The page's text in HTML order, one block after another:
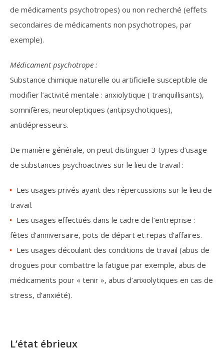
de médicaments psychotropes) ou non recherché (effets
secondaires de médicaments non psychotropes, par
exemple).
Médicament psychotrope :
Substance chimique naturelle ou artificielle susceptible de
modifier l’activité mentale : anxiolytique ( tranquillisants),
somnifères, neuroleptiques (antipsychotiques),
antidépresseurs.
De manière générale, on peut distinguer 3 types d’usage
de substances psychoactives sur le lieu de travail :
Les usages privés ayant des répercussions sur le lieu de
travail.
Les usages effectués dans le cadre de l’entreprise :
fêtes d’anniversaire, pots de départ et repas d’affaires.
Les usages découlant des conditions de travail (abus de
drogues pour combattre la fatigue par exemple, abus de
médicaments pour « tenir », abus d’anxiolytiques en cas de
stress, d’anxiété).
L’état ébrieux